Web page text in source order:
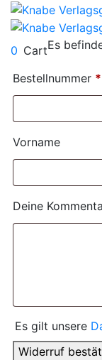
0 CartEs
Bestellnummer *
Vorname
Deine
Es gilt unsere
Widerruf